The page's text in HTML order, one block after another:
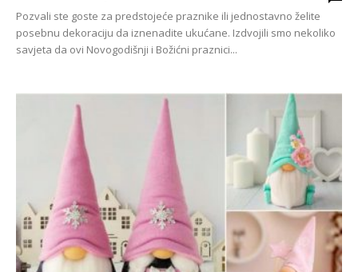
Pozvali ste goste za predstojeće praznike ili jednostavno želite
posebnu dekoraciju da iznenadite ukućane. Izdvojili smo nekoliko
savjeta da ovi Novogodišnji i Božićni praznici...